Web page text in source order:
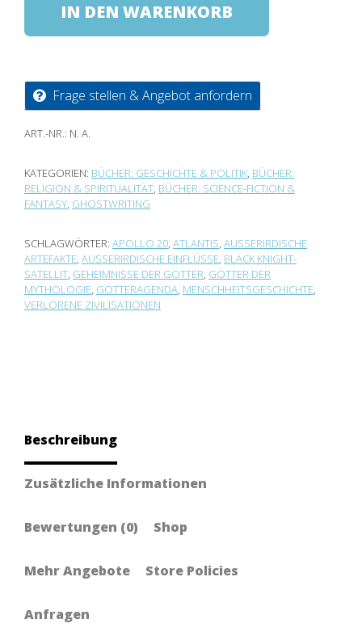
IN DEN WARENKORB
Frage stellen & Angebot anfordern
ART.-NR.: N. A.
KATEGORIEN: BÜCHER: GESCHICHTE & POLITIK, BÜCHER:
RELIGION & SPIRITUALITÄT, BÜCHER: SCIENCE-FICTION &
FANTASY, GHOSTWRITING
SCHLAGWÖRTER: APOLLO 20, ATLANTIS, AUSSERIRDISCHE A
RTEFAKTE , AUSSERIRDISCHE EINFLÜSSE , BLACK KNIGHT-
SATELLIT, GEHEIMNISSE DER GÖTTER, GÖTTER DER
MYTHOLOGIE, GÖTTERAGENDA, MENSCHHEITSGESCHICHTE,
VERLORENE ZIVILISATIONEN
Beschreibung
Zusätzliche Informationen
Bewertungen (0) Shop
Mehr Angebote Store Policies
Anfragen